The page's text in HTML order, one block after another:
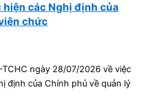
các Nghị định của
chức
ngày 28/07/2026 về việc
định của Chính phủ về quản lý